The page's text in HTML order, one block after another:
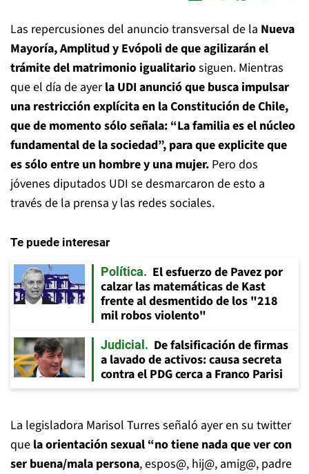
Las repercusiones del anuncio transversal de la Nueva
Mayoría, Amplitud y Evópoli de que agilizarán el
trámite del matrimonio igualitariosiguen. Mientras
que el día de ayerla UDI anunció que busca impulsar
una restricción explícita en la Constitución de Chile,
que de momento sólo señala: “La familia es el núcleo
fundamental de la sociedad”, para que explicite que
es sólo entre un hombre y una mujer. Pero dos
jóvenes diputados UDI se desmarcaron de esto a
través de la prensa y las redes sociales.
Te puede interesar
Política
El esfuerzo de Pavez por
calzar las matemáticas de Kast
frente al desmentido de los "218
mil robos violento"
Judicial
De falsificación de firmas
a lavado de activos: causa secreta
contra el PDG cerca a Franco Parisi
La legisladora Marisol Turres señaló ayer en su twitter
que la orientación sexual “no tiene nada que ver con
ser buena/mala persona, espos@, hij@, amig@, padre